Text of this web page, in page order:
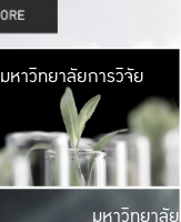
มหาวิ
มีพื้นที่เขียวสดใส
เป็นป่าในเมือง เกษต
มหาวิทยาลัยการวิจัย
มหาวิ
มหาวิทยาลัย